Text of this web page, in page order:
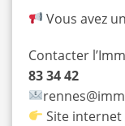
Vous avez
Contacter
83 34 42
Site internet